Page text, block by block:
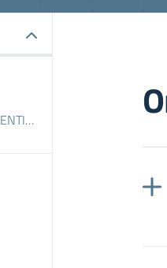
ORARIO DI RICEVIMENTO DOCENTI A.S. 2023/2024